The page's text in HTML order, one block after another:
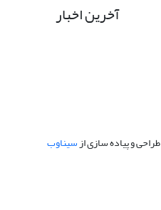
آخرین اخبار
طراحی و پیاده سازی ازسیناوب